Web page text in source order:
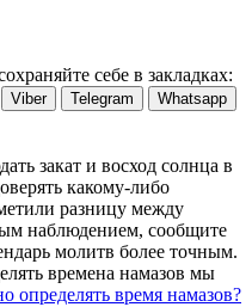
себе в закладках:
Viber Telegram
Whatsapp
закат и восход солнца в
какому-либо
разницу между
наблюдением, сообщите
молитв более точным.
времена намазов мы
определять время намазов?